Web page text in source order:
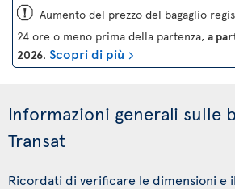
ü Aumento del prezzo del bagaglio
24 ore o meno prima della partenza, a
2026. Scopri di più
Informazioni generali sulle
Transat
Ricordati di verificare le dimensioni e